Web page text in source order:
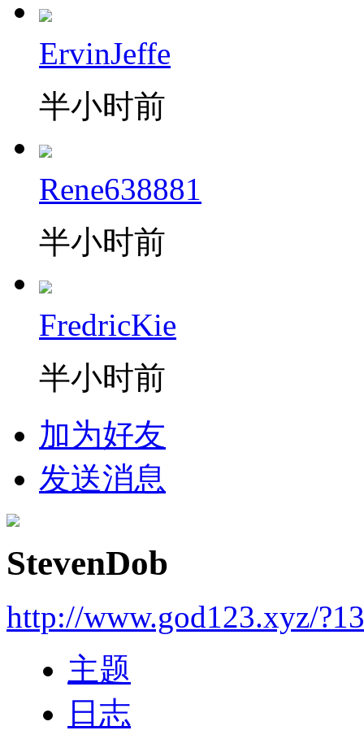
ErvinJeffe
半小时前
Rene638881
半小时前
FredricKie
半小时前
加为好友
发送消息
StevenDob
http://www.god123.xyz/
主题
日志